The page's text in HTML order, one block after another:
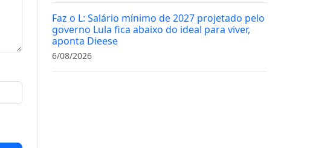
Faz o L: Salário mínimo de 2027 projetado pelo
governo Lula fica abaixo do ideal para viver,
aponta Dieese
6/08/2026